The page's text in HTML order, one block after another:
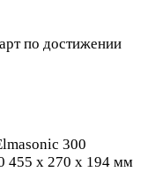
по достижении
300
455 x 270 x 194 мм